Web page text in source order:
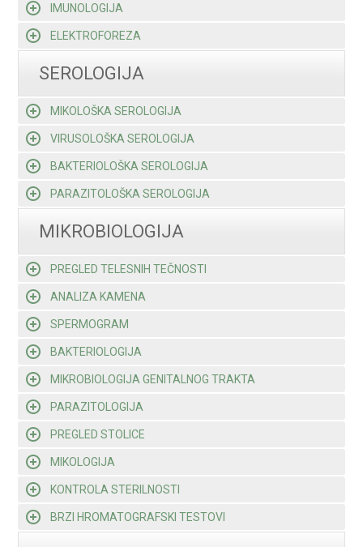
IMUNOLOGIJA
ELEKTROFOREZA
SEROLOGIJA
MIKOLOŠKA SEROLOGIJA
VIRUSOLOŠKA SEROLOGIJA
BAKTERIOLOŠKA SEROLOGIJA
PARAZITOLOŠKA SEROLOGIJA
MIKROBIOLOGIJA
PREGLED TELESNIH TEČNOSTI
ANALIZA KAMENA
SPERMOGRAM
BAKTERIOLOGIJA
MIKROBIOLOGIJA GENITALNOG TRAKTA
PARAZITOLOGIJA
PREGLED STOLICE
MIKOLOGIJA
KONTROLA STERILNOSTI
BRZI HROMATOGRAFSKI TESTOVI